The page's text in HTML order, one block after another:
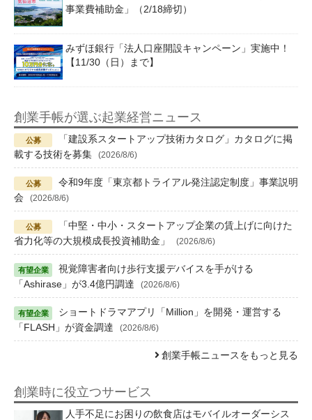
事業費補助金」（2/18締切）
みずほ銀行「法人口座開設キャンペーン」実施中！
【11/30（日）まで】
創業手帳が選ぶ起業経営ニュース
「建設系スタートアップ技術カタログ」カタログに掲
載する技術を募集
(2026/8/6)
令和9年度「東京都トライアル発注認定制度」事業説明
会
(2026/8/6)
「中堅・中小・スタートアップ企業の賃上げに向けた
省力化等の大規模成長投資補助金」
(2026/8/6)
視覚障害者向け歩行支援デバイスを手がける
「Ashirase」が3.4億円調達
(2026/8/6)
ショートドラマアプリ「Million」を開発・運営する
「FLASH」が資金調達
(2026/8/6)
創業手帳ニュースをもっと見る
創業時に役立つサービス
人手不足にお困りの飲食店はモバイルオーダーシス